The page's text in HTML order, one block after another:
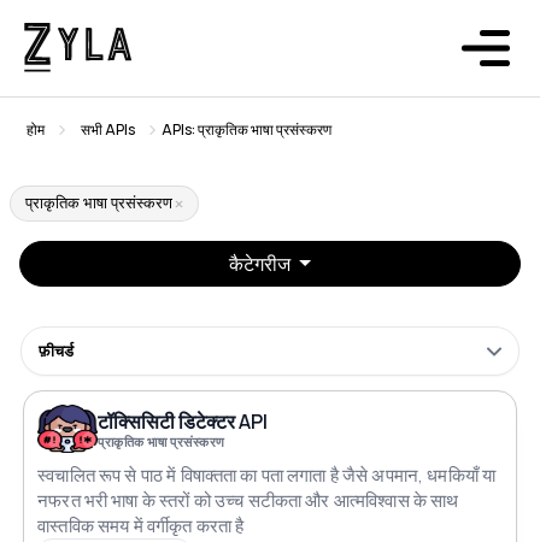
होम सभी APIs APIs: प्राकृतिक भाषा प्रसंस्करण
प्राकृतिक भाषा प्रसंस्करण
कैटेगरीज
फ़ीचर्ड
टॉक्सिसिटी डिटेक्टर API
प्राकृतिक भाषा प्रसंस्करण
स्वचालित रूप से पाठ में विषाक्तता का पता लगाता है जैसे अपमान, धमकियाँ या
नफरत भरी भाषा के स्तरों को उच्च सटीकता और आत्मविश्वास के साथ
वास्तविक समय में वर्गीकृत करता है